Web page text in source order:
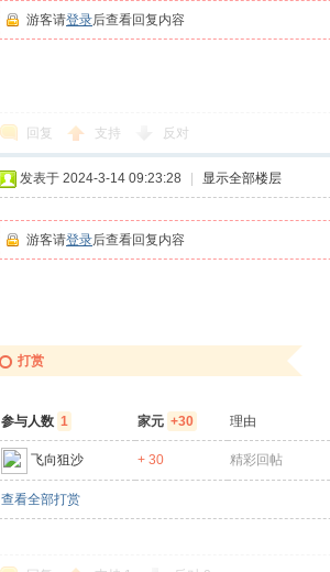
游客请登录后查看回复内容
回复 支持 反对
发表于 2024-3-14 09:23:28 显示全部楼层
游客请登录后查看回复内容
打赏
参与人数 1 家元 +30 理由
飞向狙沙 + 30 精彩回帖
查看全部打赏